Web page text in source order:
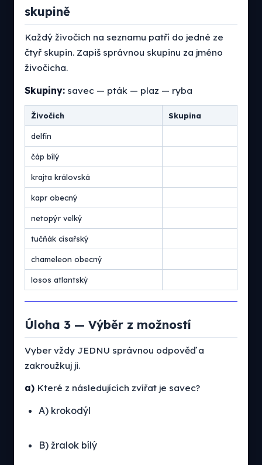
skupině
Každý živočich na seznamu patří do jedné ze
čtyř skupin. Zapiš správnou skupinu za jméno
živočicha.
Skupiny: savec — pták — plaz — ryba
Živočich Skupina
delfín
čáp bílý
krajta královská
kapr obecný
netopýr velký
tučňák císařský
chameleon obecný
losos atlantský
Úloha 3 — Výběr z možností
Vyber vždy JEDNU správnou odpověď a
zakroužkuj ji.
a) Které z následujících zvířat je savec?
A) krokodýl
B) žralok bílý